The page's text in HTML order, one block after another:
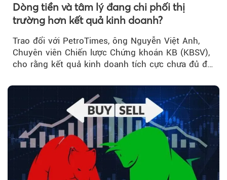
Dòng tiền và tâm lý đang chi phối thị
trường hơn kết quả kinh doanh?
Trao đổi với PetroTimes, ông Nguyễn Việt Anh,
Chuyên viên Chiến lược Chứng khoán KB (KBSV),
cho rằng kết quả kinh doanh tích cực chưa đủ để